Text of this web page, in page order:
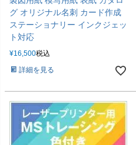
グ オリジナル名刺 カード作成
ステーショナリー インクジェッ
ト対応
¥16,500税込
詳細を見る